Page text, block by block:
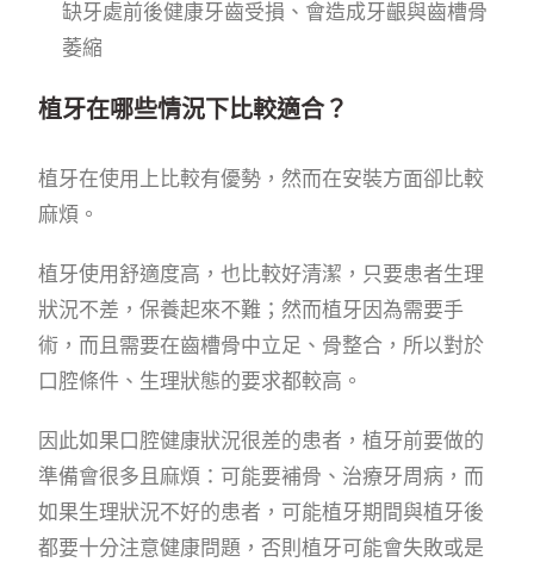
缺牙處前後健康牙齒受損、會造成牙齦與齒槽骨
萎縮
植牙在哪些情況下比較適合？
植牙在使用上比較有優勢，然而在安裝方面卻比較
麻煩。
植牙使用舒適度高，也比較好清潔，只要患者生理
狀況不差，保養起來不難；然而植牙因為需要手
術，而且需要在齒槽骨中立足、骨整合，所以對於
口腔條件、生理狀態的要求都較高。
因此如果口腔健康狀況很差的患者，植牙前要做的
準備會很多且麻煩：可能要補骨、治療牙周病，而
如果生理狀況不好的患者，可能植牙期間與植牙後
都要十分注意健康問題，否則植牙可能會失敗或是